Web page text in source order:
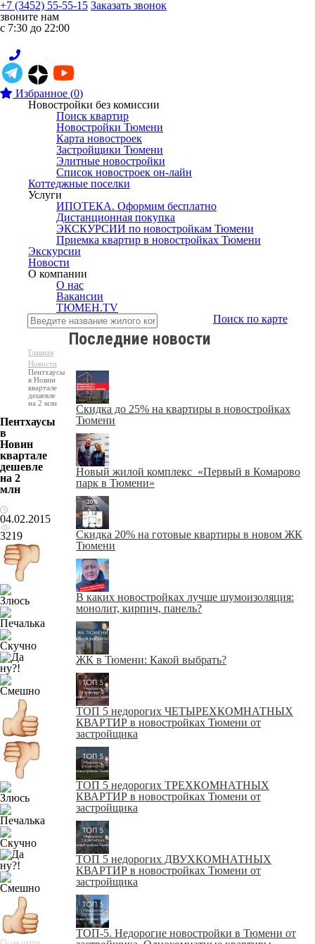
+7 (3452) 55-55-15 Заказать звонок
звоните нам
с 7:30 до 22:00
Избранное (0)
Новостройки без комиссии
Поиск квартир
Новостройки Тюмени
Карта новостроек
Застройщики Тюмени
Элитные новостройки
Список новостроек он-лайн
Коттеджные поселки
Услуги
ИПОТЕКА. Оформим бесплатно
Дистанционная покупка
ЭКСКУРСИИ по новостройкам Тюмени
Приемка квартир в новостройках Тюмени
Экскурсии
Новости
О компании
О нас
Вакансии
ТЮМЕН.TV
Поиск по карте
Главная
Новости
Пентхаусы
в Новин
квартале
дешевле
на 2 млн
Пентхаусы
в
Новин
квартале
дешевле
на 2
млн
04.02.2015
3219
Последние новости
Скидка до 25% на квартиры в новостройках
Тюмени
Новый жилой комплекс «Первый в Комарово
парк в Тюмени»
Скидка 20% на готовые квартиры в новом ЖК
Тюмени
В каких новостройках лучше шумоизоляция:
монолит, кирпич, панель?
ЖК в Тюмени: Какой выбрать?
ТОП 5 недорогих ЧЕТЫРЕХКОМНАТНЫХ
КВАРТИР в новостройках Тюмени от
застройщика
ТОП 5 недорогих ТРЕХКОМНАТНЫХ
КВАРТИР в новостройках Тюмени от
застройщика
ТОП 5 недорогих ДВУХКОМНАТНЫХ
КВАРТИР в новостройках Тюмени от
застройщика
ТОП-5. Недорогие новостройки в Тюмени от